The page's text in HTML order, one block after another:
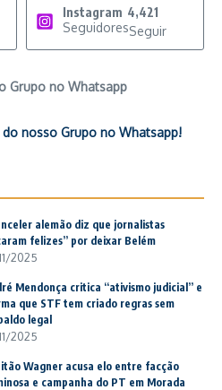
Instagram 4,421
SeguidoresSeguir
Grupo no Whatsapp
nosso Grupo no Whatsapp!
alemão diz que jornalistas
felizes” por deixar Belém
2025
Mendonça critica “ativismo judicial” e
que STF tem criado regras sem
legal
2025
Wagner acusa elo entre facção
e campanha do PT em Morada